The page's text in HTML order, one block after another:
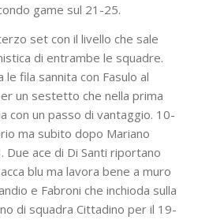
game sul 21-25.
set con il livello che sale
di entrambe le squadre.
fila sannita con Fasulo al
un sestetto che nella prima
con un passo di vantaggio. 10-
ma subito dopo Mariano
Due ace di Di Santi riportano
blu ma lavora bene a muro
e Fabroni che inchioda sulla
di squadra Cittadino per il 19-